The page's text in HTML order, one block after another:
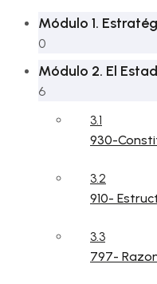
Módulo 1.
0
Módulo 2. El
6
3.1
930-
3.2
910-
3.3
797-